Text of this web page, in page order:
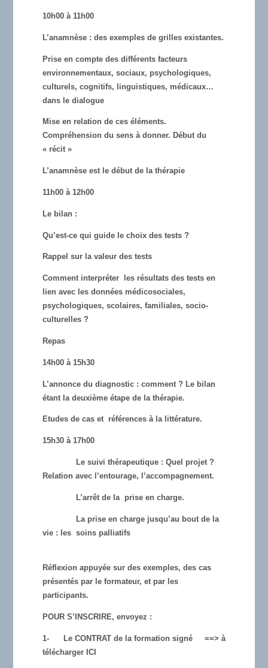
10h00 à 11h00
L’anamnèse : des exemples de grilles existantes.
Prise en compte des différents facteurs
environnementaux, sociaux, psychologiques,
culturels, cognitifs, linguistiques, médicaux…
dans le dialogue
Mise en relation de ces éléments.
Compréhension du sens à donner. Début du
« récit »
L’anamnèse est le début de la thérapie
11h00 à 12h00
Le bilan :
Qu’est-ce qui guide le choix des tests ?
Rappel sur la valeur des tests
Comment interpréter les résultats des tests en
lien avec les données médicosociales,
psychologiques, scolaires, familiales, socio-
culturelles ?
Repas
14h00 à 15h30
L’annonce du diagnostic : comment ? Le bilan
étant la deuxième étape de la thérapie.
Etudes de cas et références à la littérature.
15h30 à 17h00
Le suivi thérapeutique : Quel projet ?
Relation avec l’entourage, l’accompagnement.
L’arrêt de la prise en charge.
La prise en charge jusqu’au bout de la
vie : les soins palliatifs
Réflexion appuyée sur des exemples, des cas
présentés par le formateur, et par les
participants.
POUR S’INSCRIRE, envoyez :
1- Le CONTRAT de la formation signé ==> à
télécharger ICI